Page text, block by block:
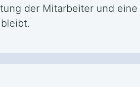
der Mitarbeiter und